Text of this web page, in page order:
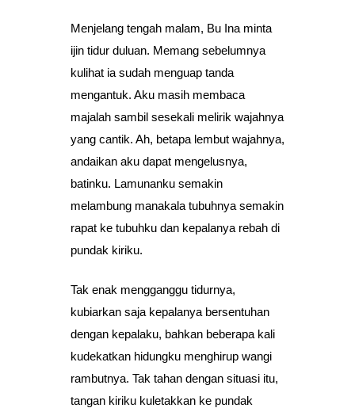
Menjelang tengah malam, Bu Ina minta
ijin tidur duluan. Memang sebelumnya
kulihat ia sudah menguap tanda
mengantuk. Aku masih membaca
majalah sambil sesekali melirik wajahnya
yang cantik. Ah, betapa lembut wajahnya,
andaikan aku dapat mengelusnya,
batinku. Lamunanku semakin
melambung manakala tubuhnya semakin
rapat ke tubuhku dan kepalanya rebah di
pundak kiriku.
Tak enak mengganggu tidurnya,
kubiarkan saja kepalanya bersentuhan
dengan kepalaku, bahkan beberapa kali
kudekatkan hidungku menghirup wangi
rambutnya. Tak tahan dengan situasi itu,
tangan kiriku kuletakkan ke pundak